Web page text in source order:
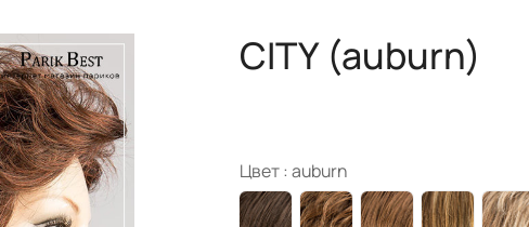
CITY (auburn)
Цвет : auburn